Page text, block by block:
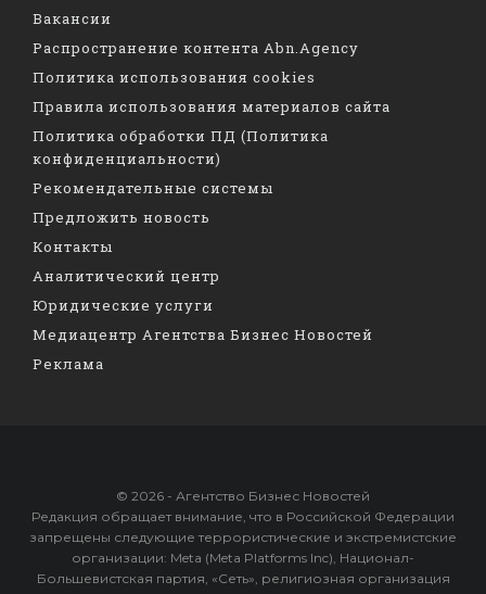
Вакансии
Распространение контента Abn.Agency
Политика использования cookies
Правила использования материалов сайта
Политика обработки ПД (Политика
конфиденциальности)
Рекомендательные системы
Предложить новость
Контакты
Аналитический центр
Юридические услуги
Медиацентр Агентства Бизнес Новостей
Реклама
© 2026 - Агентство Бизнес Новостей
Редакция обращает внимание, что в Российской Федерации
запрещены следующие террористические и экстремистские
организации: Meta (Meta Platforms Inc), Национал-
Большевистская партия, «Сеть», религиозная организация